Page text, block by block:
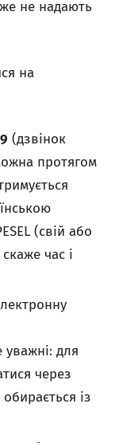
не надають
на
(дзвінок
протягом
(свій або
час і
уважні: для
через
із